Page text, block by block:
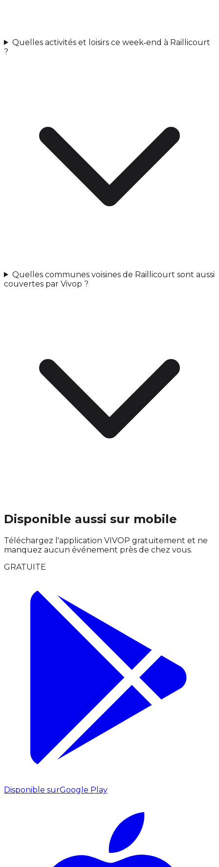
Quelles activités et loisirs ce week‑end à Raillicourt
?
Quelles communes voisines de Raillicourt sont aussi
couvertes par Vivop ?
Disponible aussi sur mobile
Téléchargez l'application VIVOP gratuitement et ne
manquez aucun événement près de chez vous.
GRATUITE
Disponible surGoogle Play